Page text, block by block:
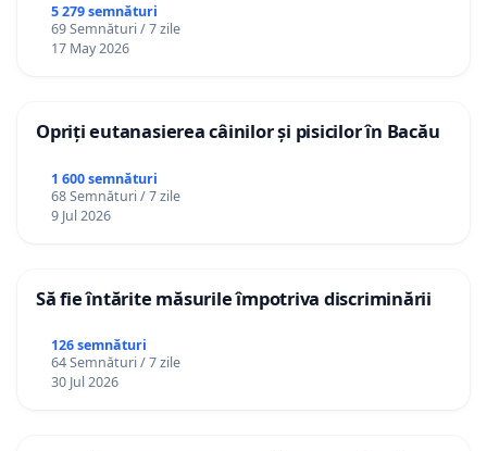
5 279 semnături
69 Semnături / 7 zile
17 May 2026
Opriți eutanasierea câinilor și pisicilor în Bacău
1 600 semnături
68 Semnături / 7 zile
9 Jul 2026
Să fie întărite măsurile împotriva discriminării
126 semnături
64 Semnături / 7 zile
30 Jul 2026